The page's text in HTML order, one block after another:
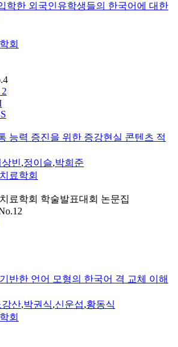
학한 외국인유학생들의 한국어에 대한
회
2
능력 증진을 위한 증강현실 콘텐츠 적
상빈,정이슬,박희준
료학회
료학회 학술발표대회 논문집
반한 언어 모형의 한국어 격 교체 이해
강산,박권식,신운섭,황동식
회